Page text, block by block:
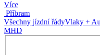
Více
Příbram
Všechny jízdní řádyVlaky +
MHD